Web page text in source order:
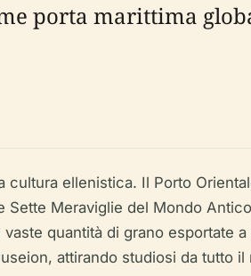
porta marittima
ellenistica. Il Porto
Meraviglie del Mondo
quantità di grano esportate
attirando studiosi da tutto